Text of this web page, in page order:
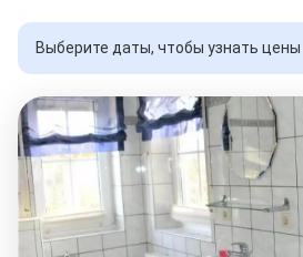
Выберите даты, чтобы узнать цены